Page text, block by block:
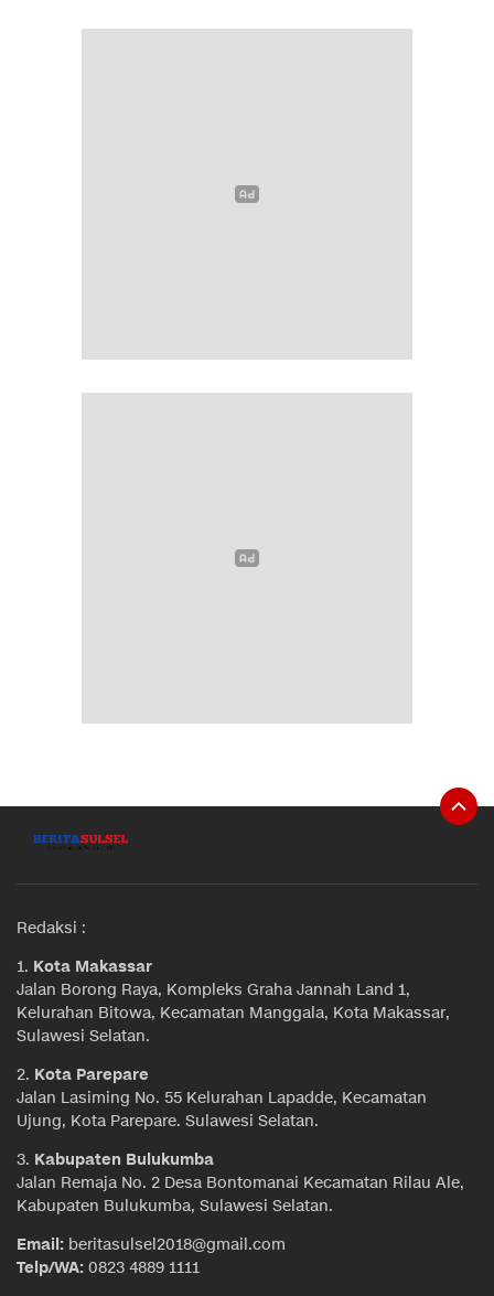
Redaksi :
1. Kota Makassar
Jalan Borong Raya, Kompleks Graha Jannah Land 1,
Kelurahan Bitowa, Kecamatan Manggala, Kota Makassar,
Sulawesi Selatan.
2. Kota Parepare
Jalan Lasiming No. 55 Kelurahan Lapadde, Kecamatan
Ujung, Kota Parepare. Sulawesi Selatan.
3. Kabupaten Bulukumba
Jalan Remaja No. 2 Desa Bontomanai Kecamatan Rilau Ale,
Kabupaten Bulukumba, Sulawesi Selatan.
Email: beritasulsel2018@gmail.com
Telp/WA: 0823 4889 1111